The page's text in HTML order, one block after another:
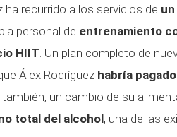
ha recurrido a los servicios de
personal de entrenamiento
HIIT. Un plan completo de
Álex Rodríguez habría
un cambio de su
total del alcohol, una de las